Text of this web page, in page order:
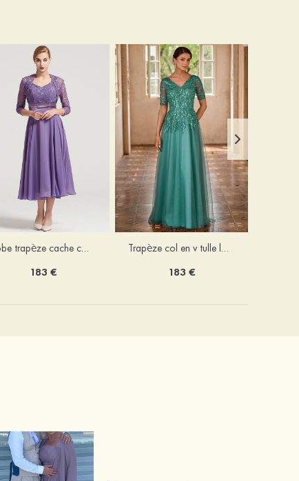
Robe trapèze cache cœur mousseline longueur mollet robe de mère de la mariée avec plissé veste
183 €
Trapèze col en v tulle longueur ras du sol robe de mère de la mariée avec perles paillettes
183 €